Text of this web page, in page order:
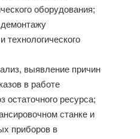
оборудования;
технологического
выявление причин
в работе
остаточного ресурса;
станке и
приборов в